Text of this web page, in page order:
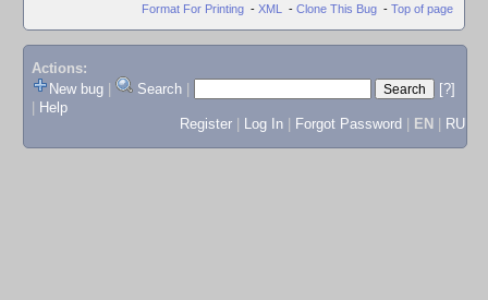
Format For Printing - XML - Clone This Bug - Top of page
Actions:
New bug
Search
[?]
Help
Register
Log In Forgot Password EN RU